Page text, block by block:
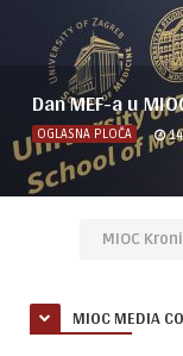
Dan MEF-a u
OGLASNA PLOČA 14
MIOC MEDIA